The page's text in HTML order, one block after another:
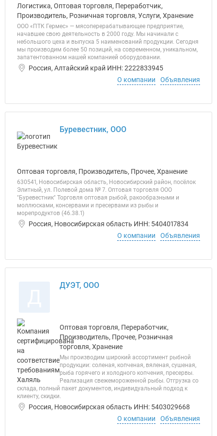
Логистика, Оптовая торговля, Переработчик,
Производитель, Розничная торговля, Услуги, Хранение
ООО «ПТК Гермес» — мясоперерабатывающее предприятие,
начавшее свою деятельность в 2000 году. Мы начинали с
небольшого цеха и выпуска 5 наименований продукции. Сегодня
мы производим более 50 позиций, на современном, уникальном,
запатентованном нашей компанией оборудовании.
Россия, Алтайский край ИНН: 2222833945
О компании
Объявления
Буревестник, ООО
Оптовая торговля, Производитель, Прочее, Хранение
630541, Новосибирская область, Новосибирский район, посёлок
Элитный, ул. Полевой дома № 7. Оптовая торговля ООО
"Буревестник" Торговля оптовая рыбой, ракообразными и
моллюсками, консервами и пресервами из рыбы и
морепродуктов (46.38.1)
Россия, Новосибирская область ИНН: 5404017834
О компании
Объявления
ДУЭТ, ООО
Оптовая торговля, Переработчик,
Производитель, Прочее, Розничная
торговля, Хранение
Мы производим широкий ассортимент рыбной
продукции: соленая, копченая, вяленая, сушеная,
рыба горячего и холодного копчения, пресервы.
Реализация свежемороженной рыбы. Отгрузка со
склада, полный пакет документов, индивидуальный подход к
клиенту, скидки.
Россия, Новосибирская область ИНН: 5403029668
О компании
Объявления